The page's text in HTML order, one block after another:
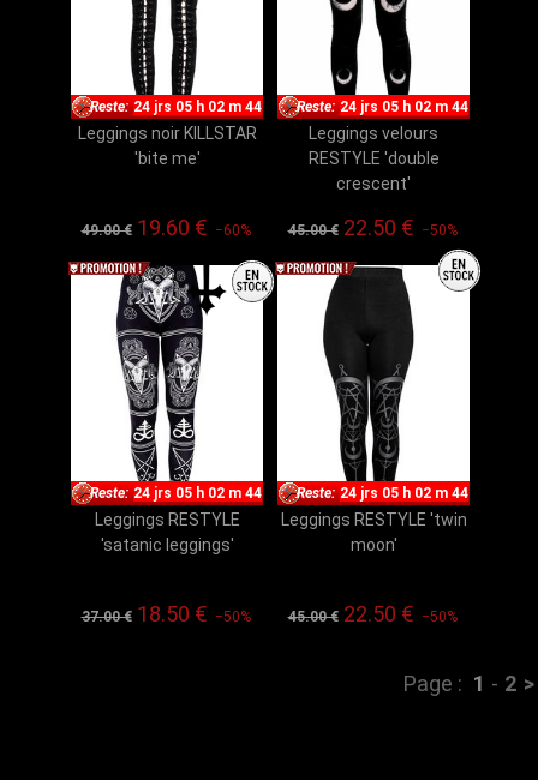
Reste:24 jrs 05 h 02 m 43
Leggings noir KILLSTAR
'bite me'
49.00 € 19.60 € −60%
Reste:24 jrs 05 h 02 m 43
Leggings velours
RESTYLE 'double
crescent'
45.00 € 22.50 € −50%
Reste:24 jrs 05 h 02 m 43
Leggings RESTYLE
'satanic leggings'
37.00 € 18.50 € −50%
Reste:24 jrs 05 h 02 m 43
Leggings RESTYLE 'twin
moon'
45.00 € 22.50 € −50%
Page : 1 - 2 >